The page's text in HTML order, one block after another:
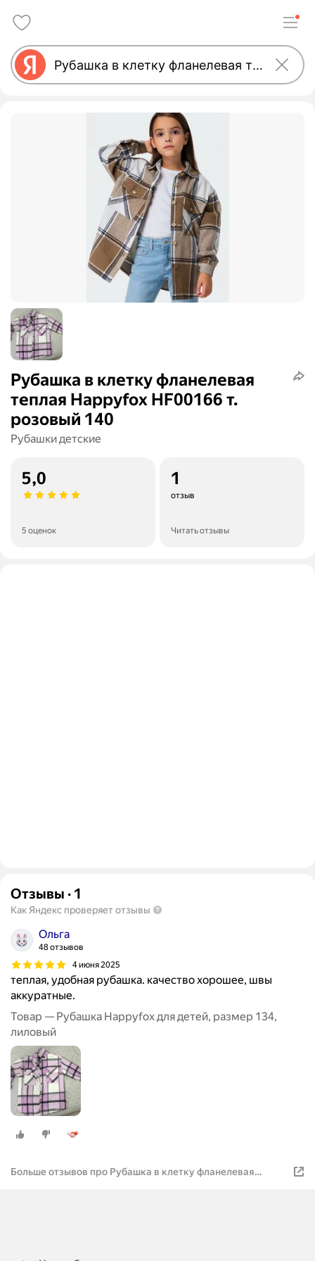
Рубашка в клетку фланелевая
теплая Happyfox HF00166 т.
розовый 140
Рубашки детские
5,0
5 оценок
1
отзыв
Читать отзывы
Отзывы · 1
Как Яндекс проверяет отзывы
Ольга
48 отзывов
4 июня 2025
теплая, удобная рубашка. качество хорошее, швы
аккуратные.
Товар — Рубашка Happyfox для детей, размер 134,
лиловый
Больше отзывов про Рубашка в клетку фланелевая